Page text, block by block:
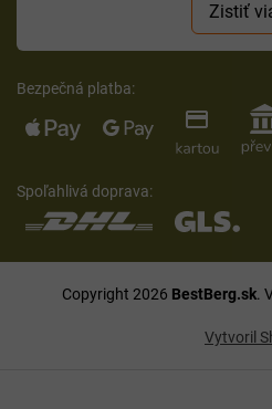
Zistiť
Bezpečná platba:
Spoľahlivá doprava:
Vytvoril
Copyright 2026 BestBerg.sk.